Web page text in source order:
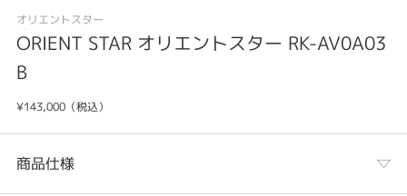
オリエントスター
ORIENT STAR オリエントスター RK-AV0A03
B
¥143,000（税込）
商品仕様